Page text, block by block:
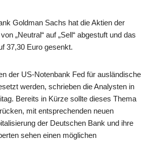
Goldman Sachs hat die Aktien der
„Neutral“ auf „Sell“ abgestuft und das
37,30 Euro gesenkt.
der US-Notenbank Fed für ausländische
werden, schrieben die Analysten in
Bereits in Kürze sollte dieses Thema
mit entsprechenden neuen
der Deutschen Bank und ihre
sehen einen möglichen